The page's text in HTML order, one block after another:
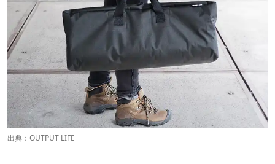
出典： OUTPUT LIFE